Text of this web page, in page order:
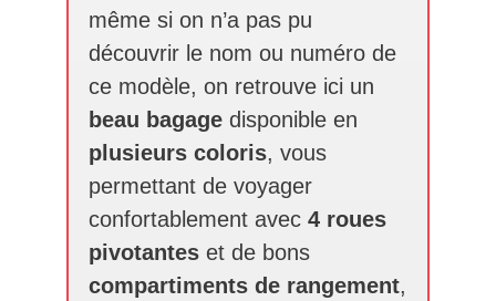
même si on n’a pas pu
découvrir le nom ou numéro de
ce modèle, on retrouve ici un
beau bagage disponible en
plusieurs coloris, vous
permettant de voyager
confortablement avec 4 roues
pivotantes et de bons
compartiments de rangement,